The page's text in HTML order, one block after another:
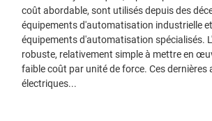
coût abordable, sont utilisés depuis des
équipements d'automatisation industrielle
équipements d'automatisation spécialisés.
robuste, relativement simple à mettre en
faible coût par unité de force. Ces dernières
électriques...